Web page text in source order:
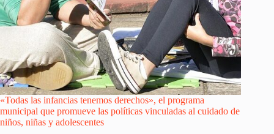
«Todas las infancias tenemos derechos», el programa
municipal que promueve las políticas vinculadas al cuidado de
niños, niñas y adolescentes